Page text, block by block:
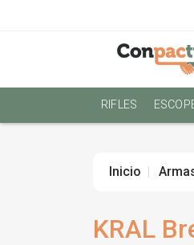
RIFLES
Inicio
KRAL